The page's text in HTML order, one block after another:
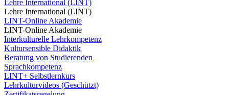
Lehre International (LINT)
Lehre International (LINT)
LINT-Online Akademie
LINT-Online Akademie
Interkulturelle Lehrkompetenz
Kultursensible Didaktik
Beratung von Studierenden
Sprachkompetenz
LINT+ Selbstlernkurs
Lehrkulturvideos (Geschützt)